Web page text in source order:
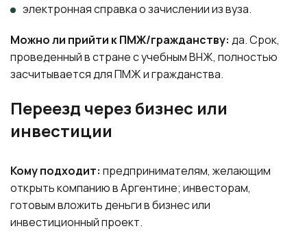
электронная справка о зачислении из вуза.
Можно ли прийти к ПМЖ/гражданству: да. Срок,
проведенный в стране с учебным ВНЖ, полностью
засчитывается для ПМЖ и гражданства.
Переезд через бизнес или
инвестиции
Кому подходит: предпринимателям, желающим
открыть компанию в Аргентине; инвесторам,
готовым вложить деньги в бизнес или
инвестиционный проект.